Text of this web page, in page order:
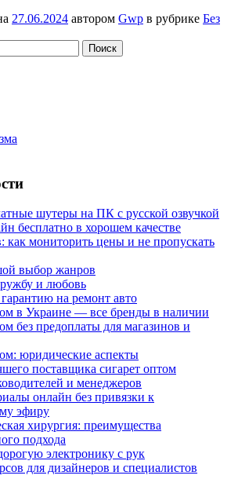
27.06.2024 автором Gwp в рубрике Без
шутеры на ПК с русской озвучкой
бесплатно в хорошем качестве
как мониторить цены и не пропускать
выбор жанров
и любовь
на ремонт авто
в Украине — все бренды в наличии
без предоплаты для магазинов и
юридические аспекты
поставщика сигарет оптом
и менеджеров
онлайн без привязки к
эфиру
хирургия: преимущества
подхода
электронику с рук
для дизайнеров и специалистов